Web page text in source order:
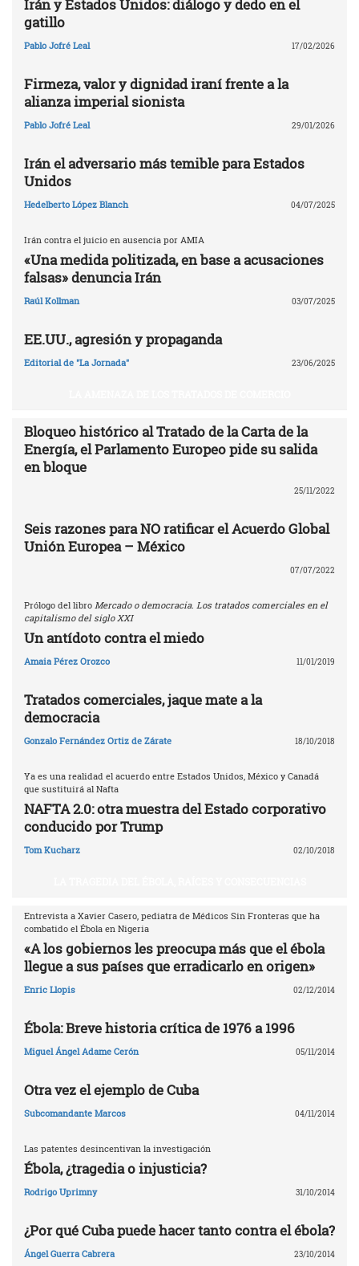
Irán y Estados Unidos: diálogo y dedo en el
gatillo
Pablo Jofré Leal 17/02/2026
Firmeza, valor y dignidad iraní frente a la
alianza imperial sionista
Pablo Jofré Leal 29/01/2026
Irán el adversario más temible para Estados
Unidos
Hedelberto López Blanch 04/07/2025
Irán contra el juicio en ausencia por AMIA
«Una medida politizada, en base a acusaciones
falsas» denuncia Irán
Raúl Kollman 03/07/2025
EE.UU., agresión y propaganda
Editorial de "La Jornada" 23/06/2025
Bloqueo histórico al Tratado de la Carta de la
Energía, el Parlamento Europeo pide su salida
en bloque
25/11/2022
Seis razones para NO ratificar el Acuerdo Global
Unión Europea – México
07/07/2022
Prólogo del libro Mercado o democracia. Los tratados comerciales en el
capitalismo del siglo XXI
Un antídoto contra el miedo
Amaia Pérez Orozco 11/01/2019
Tratados comerciales, jaque mate a la
democracia
Gonzalo Fernández Ortiz de Zárate 18/10/2018
Ya es una realidad el acuerdo entre Estados Unidos, México y Canadá
que sustituirá al Nafta
NAFTA 2.0: otra muestra del Estado corporativo
conducido por Trump
Tom Kucharz 02/10/2018
Entrevista a Xavier Casero, pediatra de Médicos Sin Fronteras que ha
combatido el Ébola en Nigeria
«A los gobiernos les preocupa más que el ébola
llegue a sus países que erradicarlo en origen»
Enric Llopis 02/12/2014
Ébola: Breve historia crítica de 1976 a 1996
Miguel Ángel Adame Cerón 05/11/2014
Otra vez el ejemplo de Cuba
Subcomandante Marcos 04/11/2014
Las patentes desincentivan la investigación
Ébola, ¿tragedia o injusticia?
Rodrigo Uprimny 31/10/2014
¿Por qué Cuba puede hacer tanto contra el ébola?
Ángel Guerra Cabrera 23/10/2014